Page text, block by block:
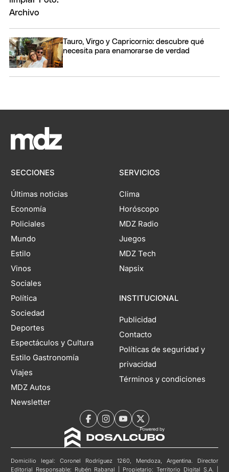
Tauro, Virgo y Capricornio: descubre qué
necesita para enamorarse de verdad
SECCIONES
Últimas noticias
Economía
Policiales
Mundo
Estilo
Vinos
Sociales
Política
Sociedad
Deportes
Espectáculos y Cultura
Estilo Gastronomía
Viajes
MDZ Autos
Newsletter
SERVICIOS
Clima
Horóscopo
MDZ Radio
Juegos
MDZ Tech
Napsix
INSTITUCIONAL
Publicidad
Contacto
Políticas de seguridad y
privacidad
Términos y condiciones
Domicilio legal: Coronel Rodríguez 1260, Mendoza, Argentina. Director
Editorial Responsable: Rubén Rabanal | Propietario: Territorio Digital S.A. |